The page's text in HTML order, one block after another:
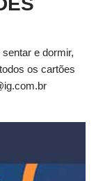
e dormir,
os cartões